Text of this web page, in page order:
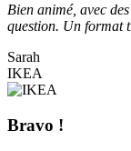
Bien animé, avec
question. Un format
Sarah
IKEA
Bravo !